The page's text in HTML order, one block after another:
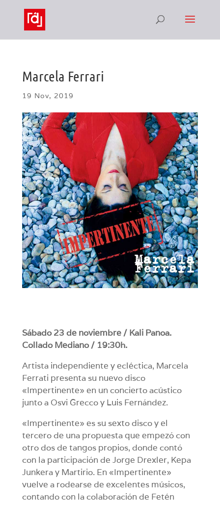
Marcela Ferrari
19 Nov, 2019
Sábado 23 de noviembre / Kali Panoa.
Collado Mediano / 19:30h.
Artista independiente y ecléctica, Marcela
Ferrati presenta su nuevo disco
«Impertinente» en un concierto acústico
junto a Osvi Grecco y Luis Fernández.
«Impertinente» es su sexto disco y el
tercero de una propuesta que empezó con
otro dos de tangos propios, donde contó
con la participación de Jorge Drexler, Kepa
Junkera y Martirio. En «Impertinente»
vuelve a rodearse de excelentes músicos,
contando con la colaboración de Fetén